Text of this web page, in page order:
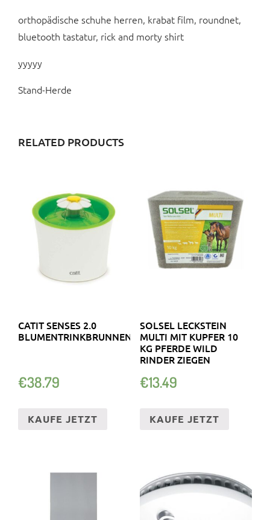
orthopädische schuhe herren, krabat film, roundnet,
bluetooth tastatur, rick and morty shirt
yyyyy
Stand-Herde
RELATED PRODUCTS
CATIT SENSES 2.0
BLUMENTRINKBRUNNEN
€38.79
KAUFE JETZT
SOLSEL LECKSTEIN
MULTI MIT KUPFER 10
KG PFERDE WILD
RINDER ZIEGEN
€13.49
KAUFE JETZT